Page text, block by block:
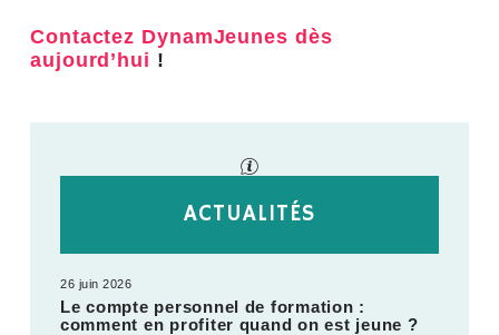
Contactez DynamJeunes dès
aujourd’hui !
ACTUALITÉS
26 juin 2026
Le compte personnel de formation :
comment en profiter quand on est jeune ?